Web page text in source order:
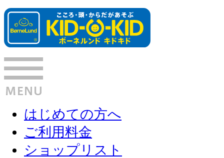
はじめての方へ
ご利用料金
ショップリスト